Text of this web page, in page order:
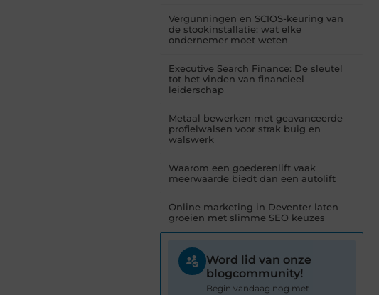
Vergunningen en SCIOS-keuring van
de stookinstallatie: wat elke
ondernemer moet weten
Executive Search Finance: De sleutel
tot het vinden van financieel
leiderschap
Metaal bewerken met geavanceerde
profielwalsen voor strak buig en
walswerk
Waarom een goederenlift vaak
meerwaarde biedt dan een autolift
Online marketing in Deventer laten
groeien met slimme SEO keuzes
Word lid van onze
blogcommunity!
Begin vandaag nog met